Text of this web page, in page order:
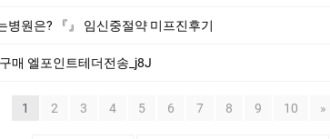
원은? 『』 임신중절약 미­프진후기
매 엘포인트테더전송_j8J
1 2 3 4 5 6 7 8 9 10 »